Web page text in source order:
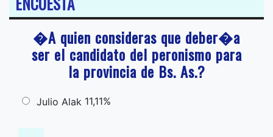
�A quien consideras que deber�a
ser el candidato del peronismo para
la provincia de Bs. As.?
Julio Alak 11,11%